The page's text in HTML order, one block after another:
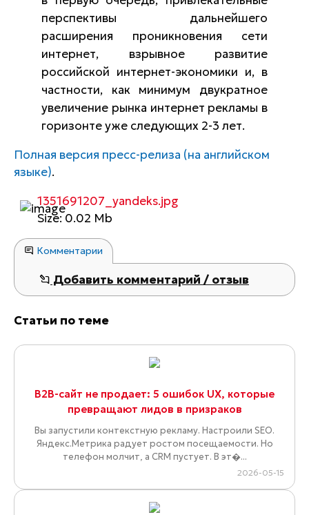
перспективы дальнейшего
расширения проникновения сети
интернет, взрывное развитие
российской интернет-экономики и, в
частности, как минимум двукратное
увеличение рынка интернет рекламы в
горизонте уже следующих 2-3 лет.
Полная версия пресс-релиза (на английском
языке).
1351691207_yandeks.jpg
Size: 0.02 Mb
Комментарии
Добавить комментарий / отзыв
Статьи по теме
B2B-сайт не продает: 5 ошибок UX, которые
превращают лидов в призраков
Вы запустили контекстную рекламу. Настроили SEO.
Яндекс.Метрика радует ростом посещаемости. Но
телефон молчит, а CRM пустует. В эт�...
2026-05-15